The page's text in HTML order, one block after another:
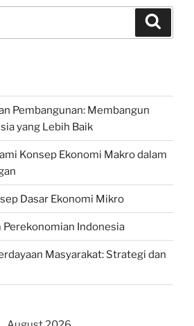
Pembangunan: Membangun
yang Lebih Baik
Konsep Ekonomi Makro dalam
Dasar Ekonomi Mikro
Perekonomian Indonesia
Masyarakat: Strategi dan